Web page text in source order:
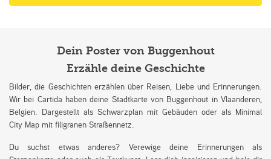
Dein Poster von Buggenhout
Erzähle deine Geschichte
Bilder, die Geschichten erzählen über Reisen, Liebe und Erinnerungen.
Wir bei Cartida haben deine Stadtkarte von Buggenhout in Vlaanderen,
Belgien. Dargestellt als Schwarzplan mit Gebäuden oder als Minimal
City Map mit filigranen Straßennetz.
Du suchst etwas anderes? Verewige deine Erinnerungen als